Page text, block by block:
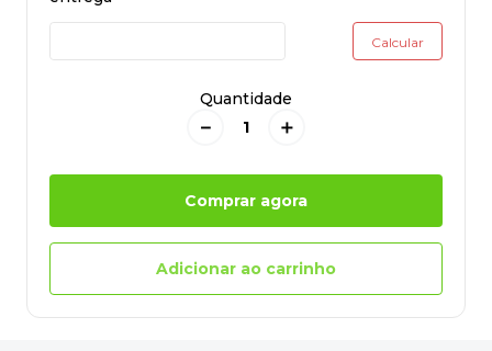
Quantidade
＋
－
Comprar agora
Adicionar ao carrinho